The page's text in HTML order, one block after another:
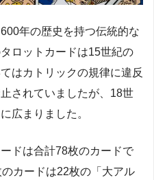
年の歴史を持つ伝統的な
ロットカードは15世紀の
はカトリックの規律に違反
されていましたが、18世
広まりました。
ドは合計78枚のカードで
カードは22枚の「大アル